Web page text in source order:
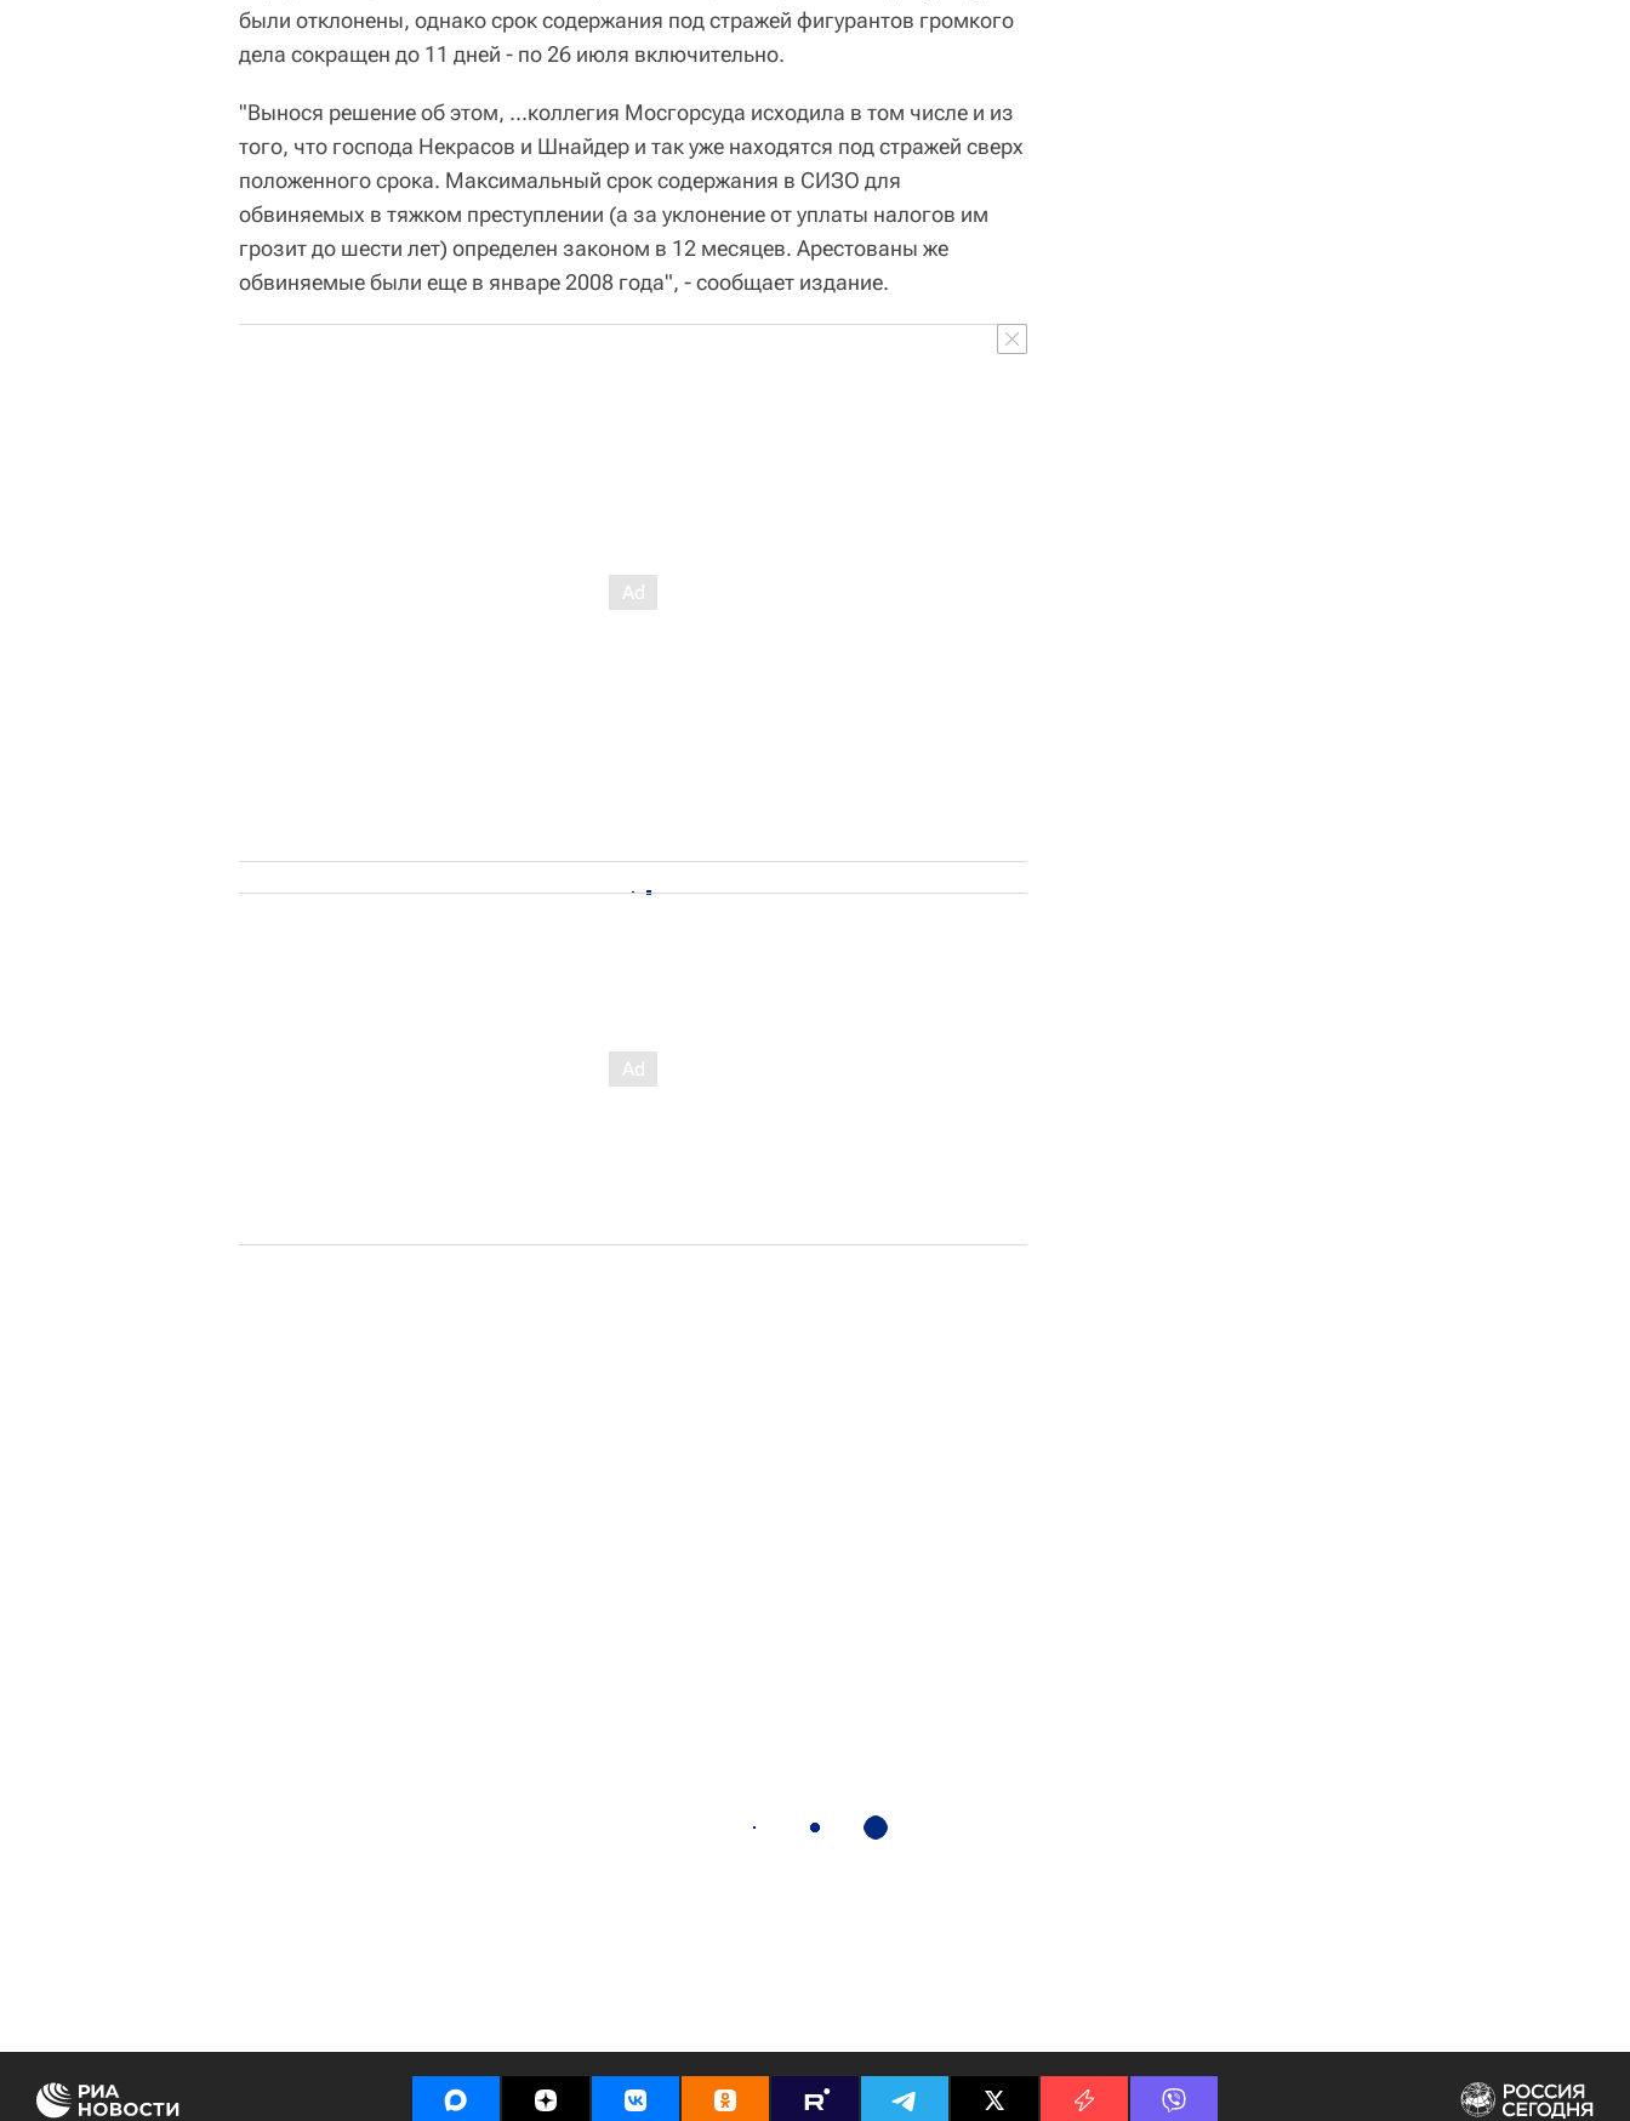
были отклонены, однако срок содержания под стражей фигурантов громкого
дела сокращен до 11 дней - по 26 июля включительно.
"Вынося решение об этом, ...коллегия Мосгорсуда исходила в том числе и из
того, что господа Некрасов и Шнайдер и так уже находятся под стражей сверх
положенного срока. Максимальный срок содержания в СИЗО для
обвиняемых в тяжком преступлении (а за уклонение от уплаты налогов им
грозит до шести лет) определен законом в 12 месяцев. Арестованы же
обвиняемые были еще в январе 2008 года", - сообщает издание.